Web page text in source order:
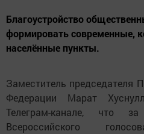
Благоустройство
формировать современные,
населённые пункты.
Заместитель председателя
Федерации Марат
Телеграм-канале, что
Всероссийского